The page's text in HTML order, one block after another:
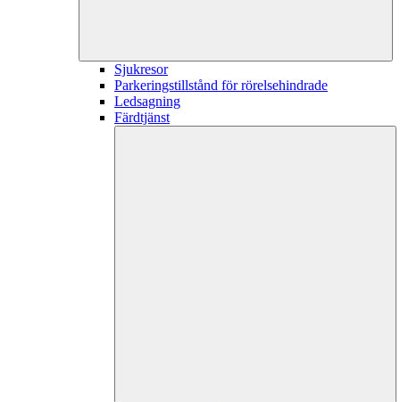
Sjukresor
Parkeringstillstånd för rörelsehindrade
Ledsagning
Färdtjänst